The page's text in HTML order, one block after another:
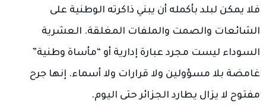
فلا يمكن لبلد بأكمله أن يبني ذاكرته الوطنية على
الشائعات والصمت والملفات المغلقة. العشرية
السوداء ليست مجرد عبارة إدارية أو “مأساة وطنية”
غامضة بلا مسؤولين ولا قرارات ولا أسماء. إنها جرح
مفتوح لا يزال يطارد الجزائر حتى اليوم.